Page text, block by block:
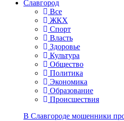
Славгород
Все
ЖКХ
Спорт
Власть
Здоровье
Культура
Общество
Политика
Экономика
Образование
Происшествия
В Славгороде мошенники